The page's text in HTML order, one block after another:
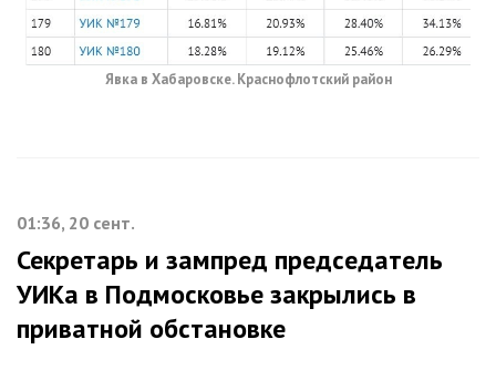
Явка в Хабаровске. Краснофлотский район
01:36, 20 сент.
Секретарь и зампред председатель
УИКа в Подмосковье закрылись в
приватной обстановке